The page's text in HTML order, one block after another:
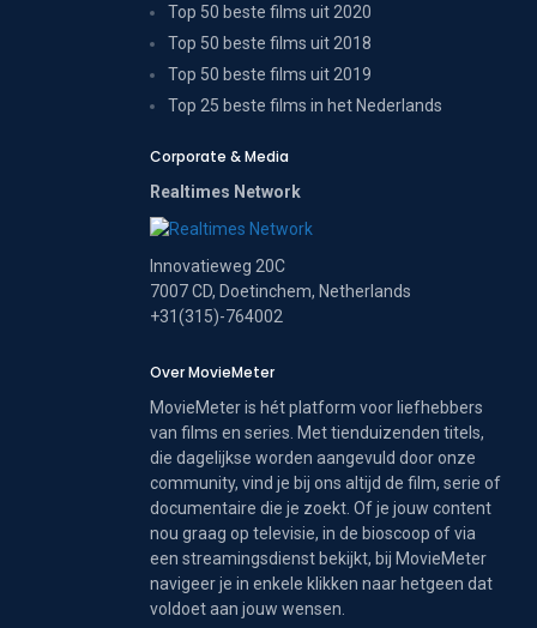
Top 50 beste films uit 2020
Top 50 beste films uit 2018
Top 50 beste films uit 2019
Top 25 beste films in het Nederlands
Corporate & Media
Realtimes Network
Innovatieweg 20C
7007 CD, Doetinchem, Netherlands
+31(315)-764002
Over MovieMeter
MovieMeter is hét platform voor liefhebbers
van films en series. Met tienduizenden titels,
die dagelijkse worden aangevuld door onze
community, vind je bij ons altijd de film, serie of
documentaire die je zoekt. Of je jouw content
nou graag op televisie, in de bioscoop of via
een streamingsdienst bekijkt, bij MovieMeter
navigeer je in enkele klikken naar hetgeen dat
voldoet aan jouw wensen.